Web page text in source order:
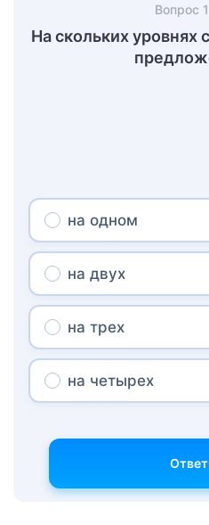
Вопрос 1
На скольких уровнях
на одном
на двух
на трех
на четырех